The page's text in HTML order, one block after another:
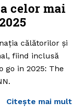
celor mai
călătorilor și
fiind inclusă
go in 2025: The
Citește mai mult